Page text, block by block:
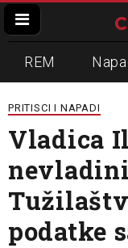
REM
Zvučni top
Propaganda
Informer
PRITISCI I NAPADI
Vladica
podatke